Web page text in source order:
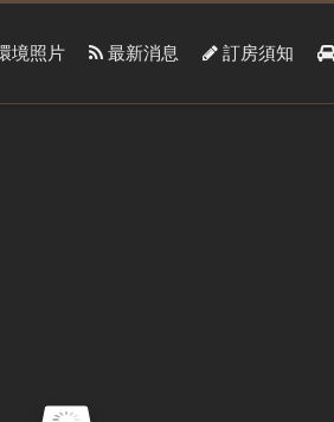
境照片 最新消息 訂房須知